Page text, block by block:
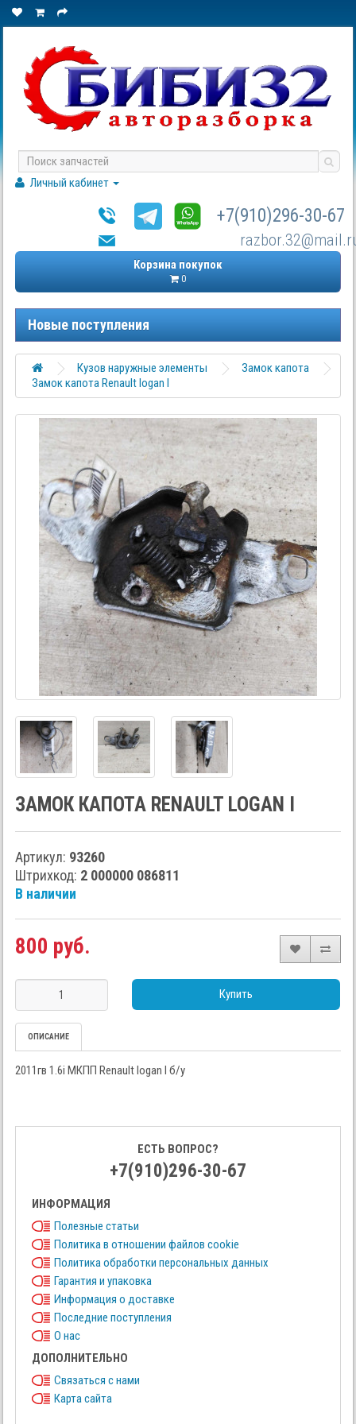
Личный кабинет
+7(910)296-30-67
Корзина покупок
0
Новые поступления
Кузов наружные элементы
Замок капота
Замок капота Renault logan I
ЗАМОК КАПОТА RENAULT LOGAN I
Артикул: 93260
Штрихкод: 2 000000 086811
В наличии
800 руб.
Купить
ОПИСАНИЕ
2011гв 1.6i МКПП Renault logan I б/у
ЕСТЬ ВОПРОС?
+7(910)296-30-67
ИНФОРМАЦИЯ
Полезные статьи
Политика в отношении файлов cookie
Политика обработки персональных данных
Гарантия и упаковка
Информация о доставке
Последние поступления
О нас
ДОПОЛНИТЕЛЬНО
Связаться с нами
Карта сайта